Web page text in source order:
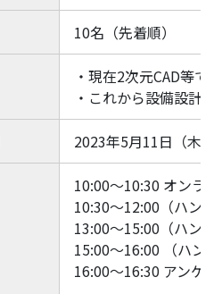
10名（先着順）
・現在2次元CAD等で
・これから設備設計
2023年5月11日（木）
10:00～10:30 オンラ
10:30～12:00（ハン
13:00～15:00（ハン
15:00～16:00 （ハン
16:00～16:30 アンケ